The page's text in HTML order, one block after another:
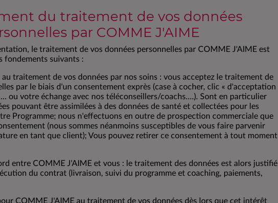
du traitement de vos données
par COMME J'AIME
le traitement de vos données personnelles par COMME J'AIME est
fondements suivants :
traitement de vos données par nos soins : vous acceptez le traitement de
par le biais d'un consentement exprès (case à cocher, clic « d'acceptation
ou votre échange avec nos téléconseillers/coachs....). Sont en particulier
pouvant être assimilées à des données de santé et collectées pour les
Programme; nous n'effectuons en outre de prospection commerciale que
(nous sommes néanmoins susceptibles de vous faire parvenir
en tant que client); Vous pouvez retirer ce consentement à tout moment
entre COMME J'AIME et vous : le traitement des données est alors justifié
du contrat (livraison, suivi du programme et coaching, paiements,
COMME J'AIME au traitement de vos données dès lors que cet intérêt